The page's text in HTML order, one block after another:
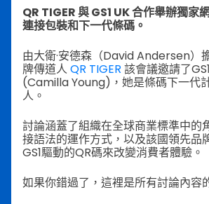
QR TIGER 與 GS1 UK 合作舉辦獨家
連接包裝和下一代條碼。
由大衛·安德森（David Andersen）
牌傳道人 QR TIGER 該會議邀請了
(Camilla Young)，她是條碼下一代
人。
討論涵蓋了組織在全球商業標準中的
接語法的運作方式，以及該國領先品
GS1驅動的QR碼來改變消費者體驗。
如果你錯過了，這裡是所有討論內容